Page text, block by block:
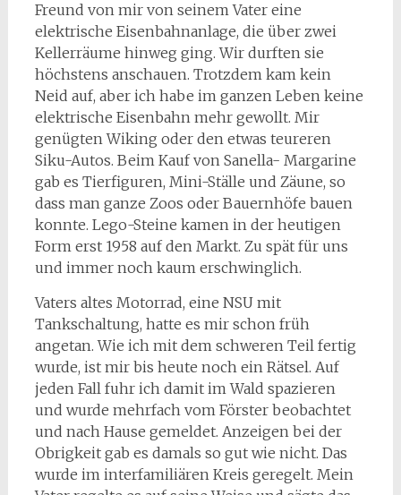
Freund von mir von seinem Vater eine
elektrische Eisenbahnanlage, die über zwei
Kellerräume hinweg ging. Wir durften sie
höchstens anschauen. Trotzdem kam kein
Neid auf, aber ich habe im ganzen Leben keine
elektrische Eisenbahn mehr gewollt. Mir
genügten Wiking oder den etwas teureren
Siku-Autos. Beim Kauf von Sanella- Margarine
gab es Tierfiguren, Mini-Ställe und Zäune, so
dass man ganze Zoos oder Bauernhöfe bauen
konnte. Lego-Steine kamen in der heutigen
Form erst 1958 auf den Markt. Zu spät für uns
und immer noch kaum erschwinglich.
Vaters altes Motorrad, eine NSU mit
Tankschaltung, hatte es mir schon früh
angetan. Wie ich mit dem schweren Teil fertig
wurde, ist mir bis heute noch ein Rätsel. Auf
jeden Fall fuhr ich damit im Wald spazieren
und wurde mehrfach vom Förster beobachtet
und nach Hause gemeldet. Anzeigen bei der
Obrigkeit gab es damals so gut wie nicht. Das
wurde im interfamiliären Kreis geregelt. Mein